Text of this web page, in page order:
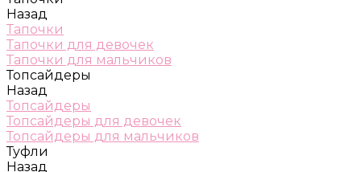
Назад
Тапочки
Тапочки для девочек
Тапочки для мальчиков
Топсайдеры
Назад
Топсайдеры
Топсайдеры для девочек
Топсайдеры для мальчиков
Туфли
Назад